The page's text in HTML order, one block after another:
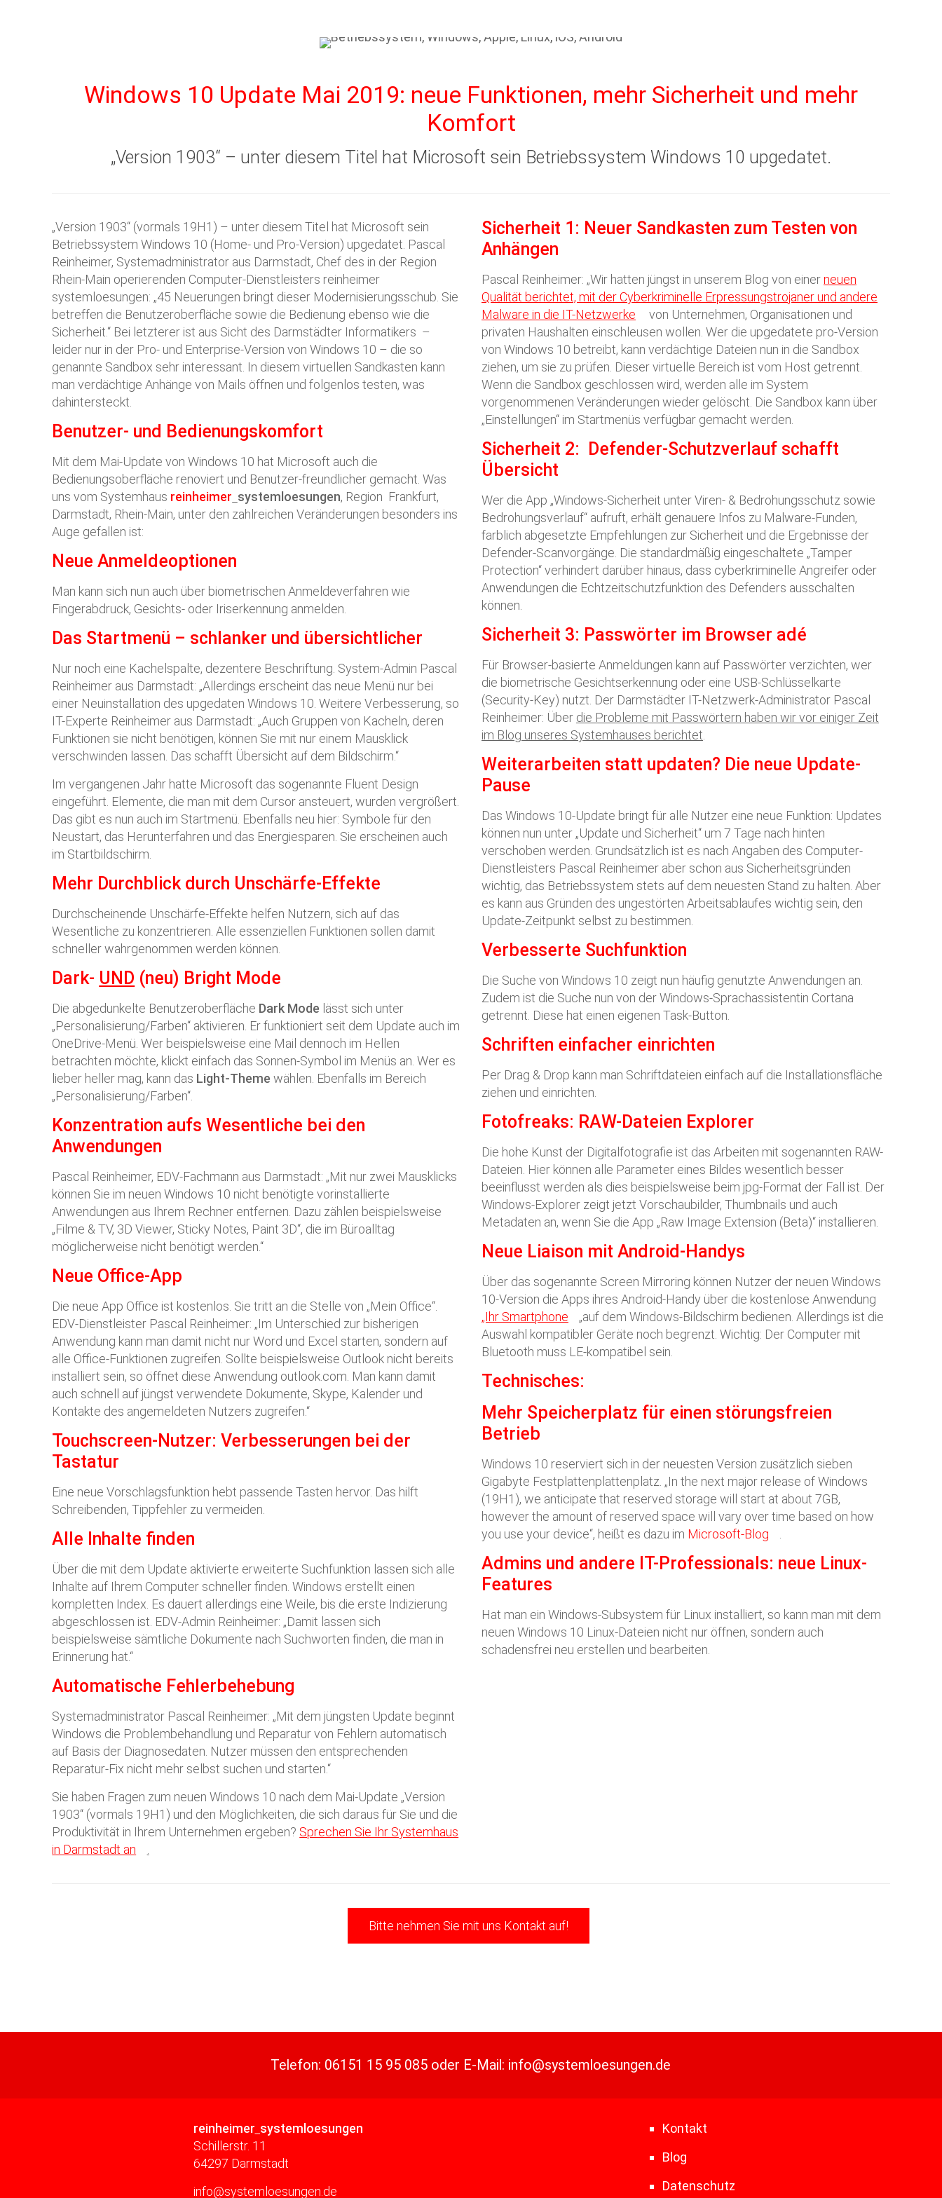
Windows 10 Update Mai 2019: neue Funktionen, mehr Sicherheit und mehr
Komfort
„Version 1903“ – unter diesem Titel hat Microsoft sein Betriebssystem Windows 10 upgedatet.
„Version 1903“ (vormals 19H1) – unter diesem Titel hat Microsoft sein
Betriebssystem Windows 10 (Home- und Pro-Version) upgedatet. Pascal
Reinheimer, Systemadministrator aus Darmstadt, Chef des in der Region
Rhein-Main operierenden Computer-Dienstleisters reinheimer
systemloesungen: „45 Neuerungen bringt dieser Modernisierungsschub. Sie
betreffen die Benutzeroberfläche sowie die Bedienung ebenso wie die
Sicherheit.“ Bei letzterer ist aus Sicht des Darmstädter Informatikers –
leider nur in der Pro- und Enterprise-Version von Windows 10 – die so
genannte Sandbox sehr interessant. In diesem virtuellen Sandkasten kann
man verdächtige Anhänge von Mails öffnen und folgenlos testen, was
dahintersteckt.
Benutzer- und Bedienungskomfort
Mit dem Mai-Update von Windows 10 hat Microsoft auch die
Bedienungsoberfläche renoviert und Benutzer-freundlicher gemacht. Was
uns vom Systemhaus reinheimer systemloesungen, Region Frankfurt,
Darmstadt, Rhein-Main, unter den zahlreichen Veränderungen besonders ins
Auge gefallen ist:
Neue Anmeldeoptionen
Man kann sich nun auch über biometrischen Anmeldeverfahren wie
Fingerabdruck, Gesichts- oder Iriserkennung anmelden.
Das Startmenü – schlanker und übersichtlicher
Nur noch eine Kachelspalte, dezentere Beschriftung. System-Admin Pascal
Reinheimer aus Darmstadt: „Allerdings erscheint das neue Menü nur bei
einer Neuinstallation des upgedaten Windows 10. Weitere Verbesserung, so
IT-Experte Reinheimer aus Darmstadt: „Auch Gruppen von Kacheln, deren
Funktionen sie nicht benötigen, können Sie mit nur einem Mausklick
verschwinden lassen. Das schafft Übersicht auf dem Bildschirm.“
Im vergangenen Jahr hatte Microsoft das sogenannte Fluent Design
eingeführt. Elemente, die man mit dem Cursor ansteuert, wurden vergrößert.
Das gibt es nun auch im Startmenü. Ebenfalls neu hier: Symbole für den
Neustart, das Herunterfahren und das Energiesparen. Sie erscheinen auch
im Startbildschirm.
Mehr Durchblick durch Unschärfe-Effekte
Durchscheinende Unschärfe-Effekte helfen Nutzern, sich auf das
Wesentliche zu konzentrieren. Alle essenziellen Funktionen sollen damit
schneller wahrgenommen werden können.
Dark- UND (neu) Bright Mode
Die abgedunkelte Benutzeroberfläche Dark Mode lässt sich unter
„Personalisierung/Farben“ aktivieren. Er funktioniert seit dem Update auch im
OneDrive-Menü. Wer beispielsweise eine Mail dennoch im Hellen
betrachten möchte, klickt einfach das Sonnen-Symbol im Menüs an. Wer es
lieber heller mag, kann das Light-Theme wählen. Ebenfalls im Bereich
„Personalisierung/Farben“.
Konzentration aufs Wesentliche bei den
Anwendungen
Pascal Reinheimer, EDV-Fachmann aus Darmstadt: „Mit nur zwei Mausklicks
können Sie im neuen Windows 10 nicht benötigte vorinstallierte
Anwendungen aus Ihrem Rechner entfernen. Dazu zählen beispielsweise
„Filme & TV, 3D Viewer, Sticky Notes, Paint 3D“, die im Büroalltag
möglicherweise nicht benötigt werden.“
Neue Office-App
Die neue App Office ist kostenlos. Sie tritt an die Stelle von „Mein Office“.
EDV-Dienstleister Pascal Reinheimer: „Im Unterschied zur bisherigen
Anwendung kann man damit nicht nur Word und Excel starten, sondern auf
alle Office-Funktionen zugreifen. Sollte beispielsweise Outlook nicht bereits
installiert sein, so öffnet diese Anwendung outlook.com. Man kann damit
auch schnell auf jüngst verwendete Dokumente, Skype, Kalender und
Kontakte des angemeldeten Nutzers zugreifen.“
Touchscreen-Nutzer: Verbesserungen bei der
Tastatur
Eine neue Vorschlagsfunktion hebt passende Tasten hervor. Das hilft
Schreibenden, Tippfehler zu vermeiden.
Alle Inhalte finden
Über die mit dem Update aktivierte erweiterte Suchfunktion lassen sich alle
Inhalte auf Ihrem Computer schneller finden. Windows erstellt einen
kompletten Index. Es dauert allerdings eine Weile, bis die erste Indizierung
abgeschlossen ist. EDV-Admin Reinheimer: „Damit lassen sich
beispielsweise sämtliche Dokumente nach Suchworten finden, die man in
Erinnerung hat.“
Automatische Fehlerbehebung
Systemadministrator Pascal Reinheimer: „Mit dem jüngsten Update beginnt
Windows die Problembehandlung und Reparatur von Fehlern automatisch
auf Basis der Diagnosedaten. Nutzer müssen den entsprechenden
Reparatur-Fix nicht mehr selbst suchen und starten.“
Sie haben Fragen zum neuen Windows 10 nach dem Mai-Update „Version
1903“ (vormals 19H1) und den Möglichkeiten, die sich daraus für Sie und die
Produktivität in Ihrem Unternehmen ergeben? Sprechen Sie Ihr Systemhaus
in Darmstadt an
Sicherheit 1: Neuer Sandkasten zum Testen von
Anhängen
Pascal Reinheimer: „Wir hatten jüngst in unserem Blog von einerneuen
Qualität berichtet, mit der Cyberkriminelle Erpressungstrojaner und andere
Malware in die IT-Netzwerke
von Unternehmen, Organisationen und
privaten Haushalten einschleusen wollen. Wer die upgedatete pro-Version
von Windows 10 betreibt, kann verdächtige Dateien nun in die Sandbox
ziehen, um sie zu prüfen. Dieser virtuelle Bereich ist vom Host getrennt.
Wenn die Sandbox geschlossen wird, werden alle im System
vorgenommenen Veränderungen wieder gelöscht. Die Sandbox kann über
„Einstellungen“ im Startmenüs verfügbar gemacht werden.
Sicherheit 2: Defender-Schutzverlauf schafft
Übersicht
Wer die App „Windows-Sicherheit unter Viren- & Bedrohungsschutz sowie
Bedrohungsverlauf“ aufruft, erhält genauere Infos zu Malware-Funden,
farblich abgesetzte Empfehlungen zur Sicherheit und die Ergebnisse der
Defender-Scanvorgänge. Die standardmäßig eingeschaltete „Tamper
Protection“ verhindert darüber hinaus, dass cyberkriminelle Angreifer oder
Anwendungen die Echtzeitschutzfunktion des Defenders ausschalten
können.
Sicherheit 3: Passwörter im Browser adé
Für Browser-basierte Anmeldungen kann auf Passwörter verzichten, wer
die biometrische Gesichtserkennung oder eine USB-Schlüsselkarte
(Security-Key) nutzt. Der Darmstädter IT-Netzwerk-Administrator Pascal
Reinheimer: Über die Probleme mit Passwörtern haben wir vor einiger Zeit
im Blog unseres Systemhauses berichtet
Weiterarbeiten statt updaten? Die neue Update-
Pause
Das Windows 10-Update bringt für alle Nutzer eine neue Funktion: Updates
können nun unter „Update und Sicherheit“ um 7 Tage nach hinten
verschoben werden. Grundsätzlich ist es nach Angaben des Computer-
Dienstleisters Pascal Reinheimer aber schon aus Sicherheitsgründen
wichtig, das Betriebssystem stets auf dem neuesten Stand zu halten. Aber
es kann aus Gründen des ungestörten Arbeitsablaufes wichtig sein, den
Update-Zeitpunkt selbst zu bestimmen.
Verbesserte Suchfunktion
Die Suche von Windows 10 zeigt nun häufig genutzte Anwendungen an.
Zudem ist die Suche nun von der Windows-Sprachassistentin Cortana
getrennt. Diese hat einen eigenen Task-Button.
Schriften einfacher einrichten
Per Drag & Drop kann man Schriftdateien einfach auf die Installationsfläche
ziehen und einrichten.
Fotofreaks: RAW-Dateien Explorer
Die hohe Kunst der Digitalfotografie ist das Arbeiten mit sogenannten RAW-
Dateien. Hier können alle Parameter eines Bildes wesentlich besser
beeinflusst werden als dies beispielsweise beim jpg-Format der Fall ist. Der
Windows-Explorer zeigt jetzt Vorschaubilder, Thumbnails und auch
Metadaten an, wenn Sie die App „Raw Image Extension (Beta)“ installieren.
Neue Liaison mit Android-Handys
Über das sogenannte Screen Mirroring können Nutzer der neuen Windows
10-Version die Apps ihres Android-Handy über die kostenlose Anwendung
„Ihr Smartphone
„auf dem Windows-Bildschirm bedienen. Allerdings ist die
Auswahl kompatibler Geräte noch begrenzt. Wichtig: Der Computer mit
Bluetooth muss LE-kompatibel sein.
Technisches:
Mehr Speicherplatz für einen störungsfreien
Betrieb
Windows 10 reserviert sich in der neuesten Version zusätzlich sieben
Gigabyte Festplattenplattenplatz. „In the next major release of Windows
(19H1), we anticipate that reserved storage will start at about 7GB,
however the amount of reserved space will vary over time based on how
you use your device“, heißt es dazu im Microsoft-Blog
Admins und andere IT-Professionals: neue Linux-
Features
Hat man ein Windows-Subsystem für Linux installiert, so kann man mit dem
neuen Windows 10 Linux-Dateien nicht nur öffnen, sondern auch
schadensfrei neu erstellen und bearbeiten.
Bitte nehmen Sie mit uns Kontakt auf!
Telefon: 06151 15 95 085 oder E-Mail: info@systemloesungen.de
reinheimer systemloesungen
Schillerstr. 11
64297 Darmstadt
info@systemloesungen.de
Kontakt
Blog
Datenschutz